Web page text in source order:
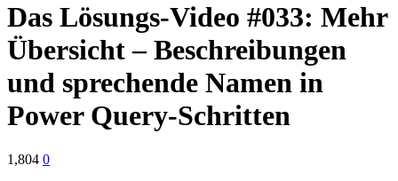
Das Lösungs-Video #033: Mehr
Übersicht – Beschreibungen
und sprechende Namen in
Power Query-Schritten
1,804 0